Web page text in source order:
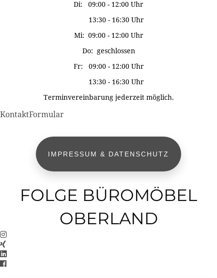
Di: 09:00 - 12:00 Uhr
13:30 - 16:30 Uhr
Mi: 09:00 - 12:00 Uhr
Do: geschlossen
Fr: 09:00 - 12:00 Uhr
13:30 - 16:30 Uhr
Terminvereinbarung jederzeit möglich.
KontaktFormular
IMPRESSUM & DATENSCHUTZ
FOLGE BÜROMÖBEL
OBERLAND